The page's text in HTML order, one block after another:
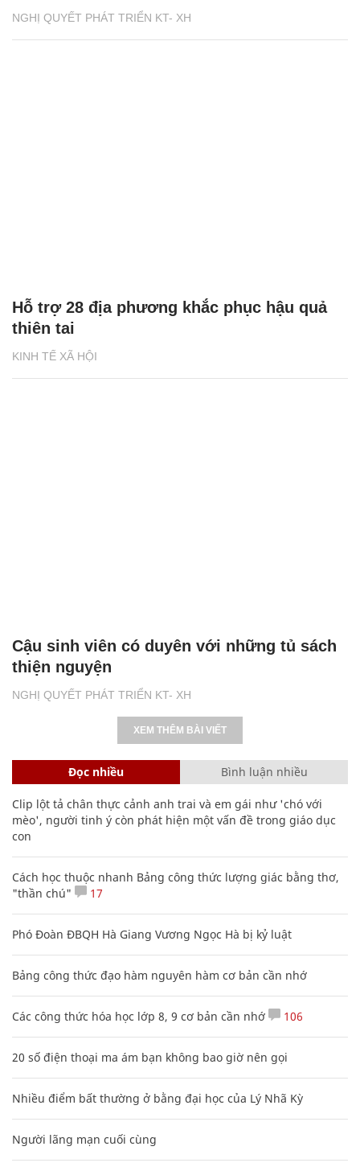
NGHỊ QUYẾT PHÁT TRIỂN KT- XH
KINH TẾ XÃ HỘI
Hỗ trợ 28 địa phương khắc phục hậu quả
thiên tai
NGHỊ QUYẾT PHÁT TRIỂN KT- XH
Cậu sinh viên có duyên với những tủ sách
thiện nguyện
XEM THÊM BÀI VIẾT
Đọc nhiều Bình luận nhiều
Clip lột tả chân thực cảnh anh trai và em gái như 'chó với
mèo', người tinh ý còn phát hiện một vấn đề trong giáo dục
con
Cách học thuộc nhanh Bảng công thức lượng giác bằng thơ,
"thần chú"
17
Phó Đoàn ĐBQH Hà Giang Vương Ngọc Hà bị kỷ luật
Bảng công thức đạo hàm nguyên hàm cơ bản cần nhớ
Các công thức hóa học lớp 8, 9 cơ bản cần nhớ 106
20 số điện thoại ma ám bạn không bao giờ nên gọi
Nhiều điểm bất thường ở bằng đại học của Lý Nhã Kỳ
Người lãng mạn cuối cùng